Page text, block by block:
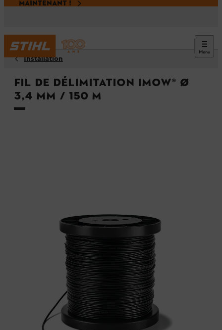
MAINTENANT !
Menu
Installation
Fil de délimitation iMOW® Ø
3,4 mm / 150 m